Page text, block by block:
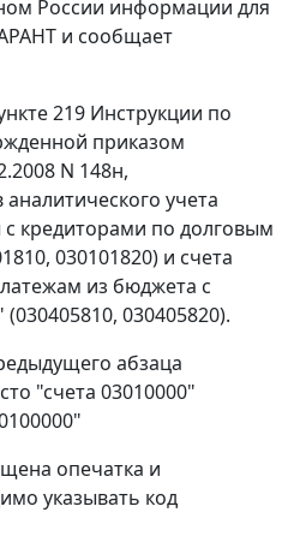
России информации для
и сообщает
219 Инструкции по
приказом
N 148н,
учета
с кредиторами по долговым
030101820) и счета
из бюджета с
030405820).
абзаца
"счета 03010000"
опечатка и
указывать код